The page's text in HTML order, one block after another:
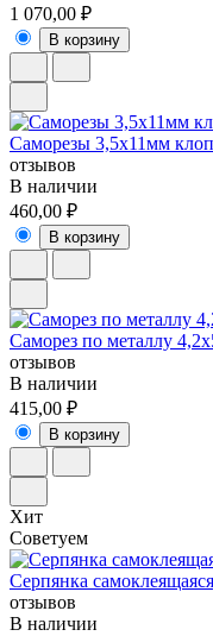
1 070,00 ₽
В корзину
Саморезы 3,5х11мм
отзывов
В наличии
460,00 ₽
В корзину
Саморез по металлу
отзывов
В наличии
415,00 ₽
В корзину
Хит
Советуем
Серпянка
отзывов
В наличии